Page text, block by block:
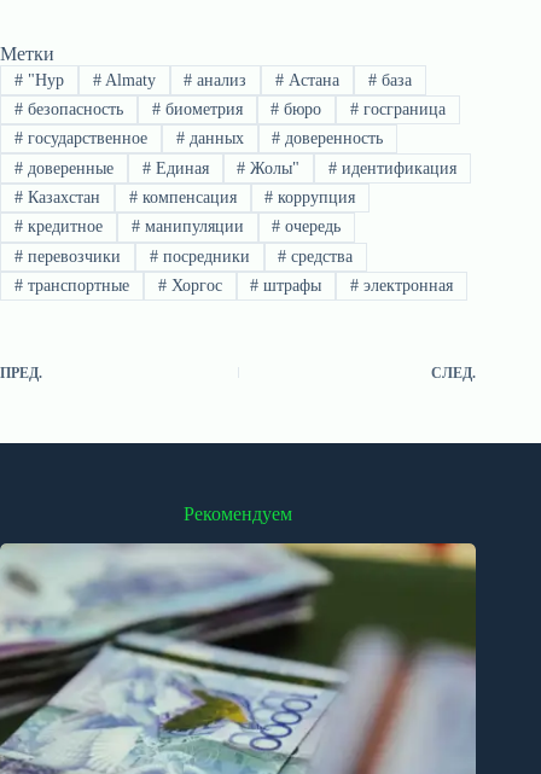
Метки
#"Нур #Almaty # анализ # Астана # база
#безопасность #биометрия # бюро # госграница
#государственное #данных # доверенность
#доверенные #Единая # Жолы" # идентификация
#Казахстан #компенсация # коррупция
#кредитное #манипуляции # очередь
#перевозчики #посредники # средства
#транспортные #Хоргос # штрафы # электронная
ПРЕД. СЛЕД.
Рекомендуем